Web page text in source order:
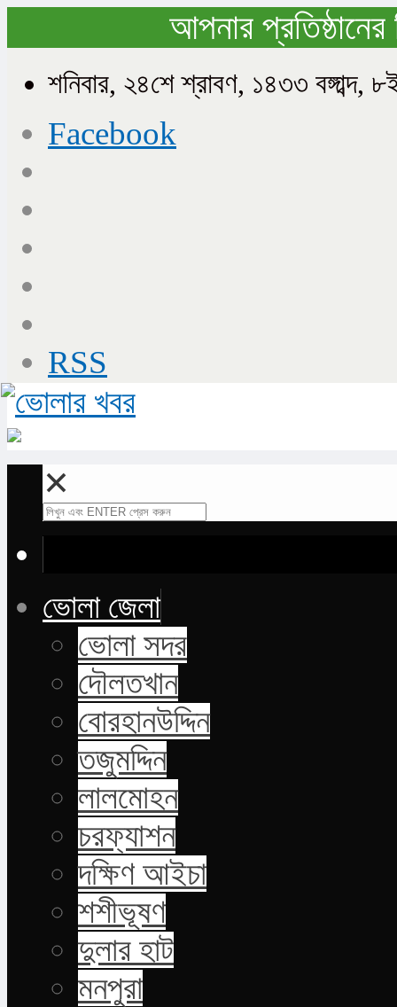
আপনার
শনিবার, ২৪শে শ্রাবণ, ১৪৩৩
Facebook
RSS
✕
ভোলা জেলা
ভোলা সদর
দৌলতখান
বোরহানউদ্দিন
তজুমদ্দিন
লালমোহন
চরফ্যাশন
দক্ষিণ আইচা
শশীভূষণ
দুলার হাট
মনপুরা